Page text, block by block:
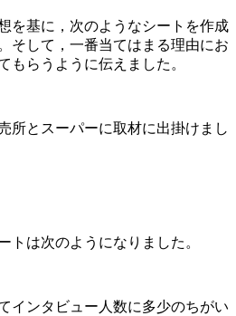
を基に，次のようなシートを作成
そして，一番当てはまる理由にお
もらうように伝えました。
所とスーパーに取材に出掛けまし
トは次のようになりました。
インタビュー人数に多少のちがい